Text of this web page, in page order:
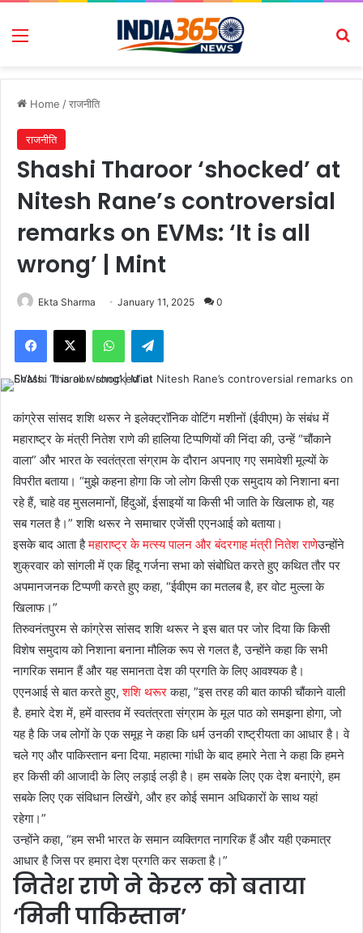
Menu
Home /राजनीति
राजनीति
Shashi Tharoor ‘shocked’ at
Nitesh Rane’s controversial
remarks on EVMs: ‘It is all
wrong’ | Mint
Ekta Sharma January 11, 2025 0
Facebook
X WhatsAppTelegram
कांग्रेस सांसद शशि थरूर ने इलेक्ट्रॉनिक वोटिंग मशीनों (ईवीएम) के संबंध में
महाराष्ट्र के मंत्री नितेश राणे की हालिया टिप्पणियों की निंदा की, उन्हें “चौंकाने
वाला” और भारत के स्वतंत्रता संग्राम के दौरान अपनाए गए समावेशी मूल्यों के
विपरीत बताया। “मुझे कहना होगा कि जो लोग किसी एक समुदाय को निशाना बना
रहे हैं, चाहे वह मुसलमानों, हिंदुओं, ईसाइयों या किसी भी जाति के खिलाफ हो, यह
सब गलत है।” शशि थरूर ने समाचार एजेंसी एएनआई को बताया।
इसके बाद आता हैमहाराष्ट्र के मत्स्य पालन और बंदरगाह मंत्री नितेश राणेउन्होंने
शुक्रवार को सांगली में एक हिंदू गर्जना सभा को संबोधित करते हुए कथित तौर पर
अपमानजनक टिप्पणी करते हुए कहा, “ईवीएम का मतलब है, हर वोट मुल्ला के
खिलाफ।”
तिरुवनंतपुरम से कांग्रेस सांसद शशि थरूर ने इस बात पर जोर दिया कि किसी
विशेष समुदाय को निशाना बनाना मौलिक रूप से गलत है, उन्होंने कहा कि सभी
नागरिक समान हैं और यह समानता देश की प्रगति के लिए आवश्यक है।
एएनआई से बात करते हुए,शशि थरूरकहा, ”इस तरह की बात काफी चौंकाने वाली
है. हमारे देश में, हमें वास्तव में स्वतंत्रता संग्राम के मूल पाठ को समझना होगा, जो
यह है कि जब लोगों के एक समूह ने कहा कि धर्म उनकी राष्ट्रीयता का आधार है। वे
चले गए और पाकिस्तान बना दिया. महात्मा गांधी के बाद हमारे नेता ने कहा कि हमने
हर किसी की आजादी के लिए लड़ाई लड़ी है। हम सबके लिए एक देश बनाएंगे, हम
सबके लिए एक संविधान लिखेंगे, और हर कोई समान अधिकारों के साथ यहां
रहेगा।”
उन्होंने कहा, “हम सभी भारत के समान व्यक्तिगत नागरिक हैं और यही एकमात्र
आधार है जिस पर हमारा देश प्रगति कर सकता है।”
नितेश राणे ने केरल को बताया
‘मिनी पाकिस्तान’